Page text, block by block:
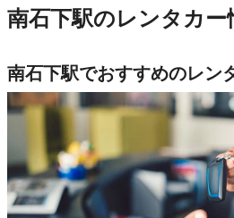
南石下駅のレンタカー
南石下駅でおすすめのレン